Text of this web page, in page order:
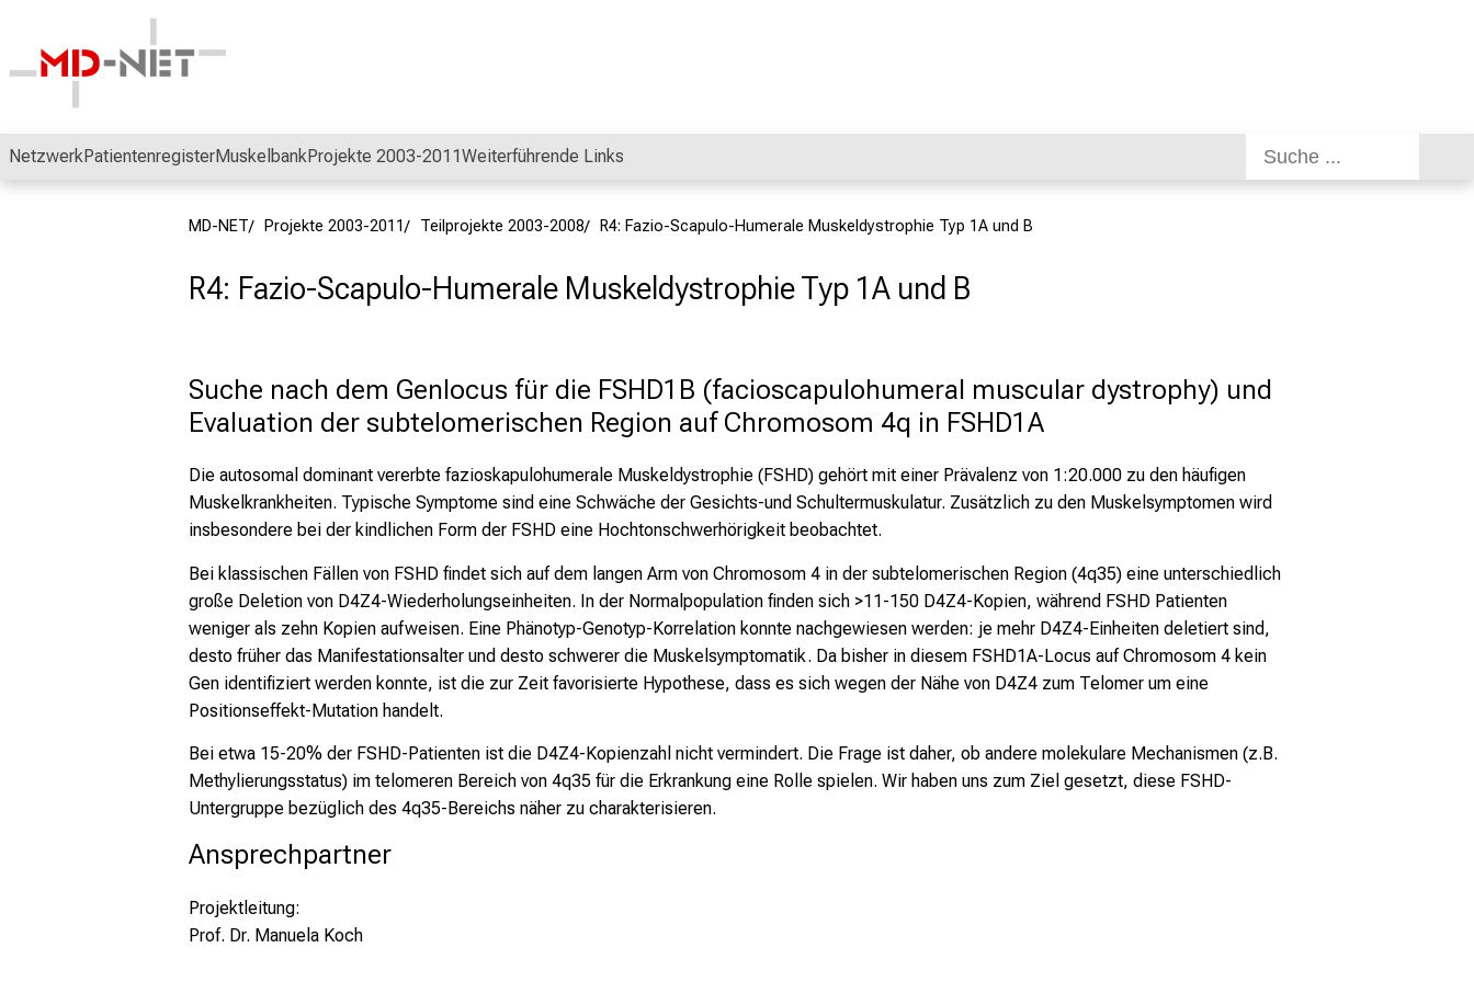
NetzwerkPatientenregisterMuskelbankProjekte 2003-2011Weiterführende Links
MD-NET Projekte 2003-2011 Teilprojekte 2003-2008 R4: Fazio-Scapulo-Humerale Muskeldystrophie Typ 1A und B
R4: Fazio-Scapulo-Humerale Muskeldystrophie Typ 1A und B
Suche nach dem Genlocus für die FSHD1B (facioscapulohumeral muscular dystrophy) und
Evaluation der subtelomerischen Region auf Chromosom 4q in FSHD1A
Die autosomal dominant vererbte fazioskapulohumerale Muskeldystrophie (FSHD) gehört mit einer Prävalenz von 1:20.000 zu den häufigen
Muskelkrankheiten. Typische Symptome sind eine Schwäche der Gesichts-und Schultermuskulatur. Zusätzlich zu den Muskelsymptomen wird
insbesondere bei der kindlichen Form der FSHD eine Hochtonschwerhörigkeit beobachtet.
Bei klassischen Fällen von FSHD findet sich auf dem langen Arm von Chromosom 4 in der subtelomerischen Region (4q35) eine unterschiedlich
große Deletion von D4Z4-Wiederholungseinheiten. In der Normalpopulation finden sich >11-150 D4Z4-Kopien, während FSHD Patienten
weniger als zehn Kopien aufweisen. Eine Phänotyp-Genotyp-Korrelation konnte nachgewiesen werden: je mehr D4Z4-Einheiten deletiert sind,
desto früher das Manifestationsalter und desto schwerer die Muskelsymptomatik. Da bisher in diesem FSHD1A-Locus auf Chromosom 4 kein
Gen identifiziert werden konnte, ist die zur Zeit favorisierte Hypothese, dass es sich wegen der Nähe von D4Z4 zum Telomer um eine
Positionseffekt-Mutation handelt.
Bei etwa 15-20% der FSHD-Patienten ist die D4Z4-Kopienzahl nicht vermindert. Die Frage ist daher, ob andere molekulare Mechanismen (z.B.
Methylierungsstatus) im telomeren Bereich von 4q35 für die Erkrankung eine Rolle spielen. Wir haben uns zum Ziel gesetzt, diese FSHD-
Untergruppe bezüglich des 4q35-Bereichs näher zu charakterisieren.
Ansprechpartner
Projektleitung:
Prof. Dr. Manuela Koch